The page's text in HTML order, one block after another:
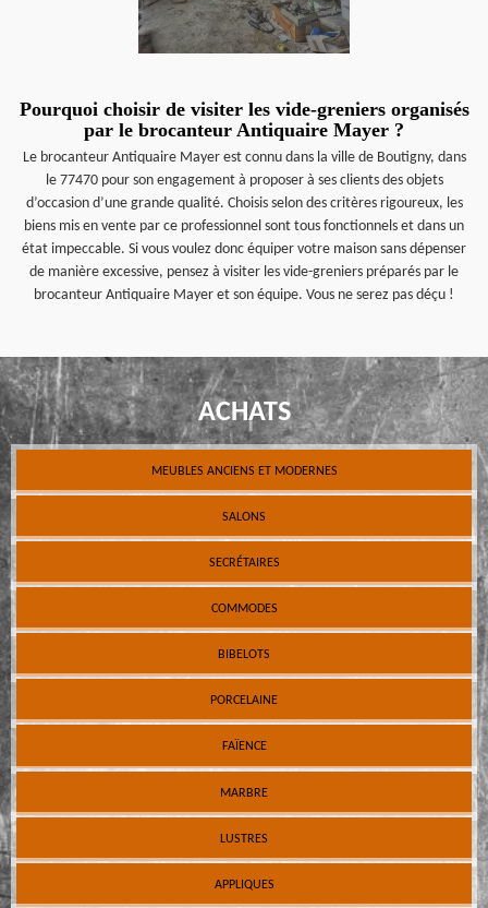
Pourquoi choisir de visiter les vide-greniers organisés
par le brocanteur Antiquaire Mayer ?
Le brocanteur Antiquaire Mayer est connu dans la ville de Boutigny, dans
le 77470 pour son engagement à proposer à ses clients des objets
d’occasion d’une grande qualité. Choisis selon des critères rigoureux, les
biens mis en vente par ce professionnel sont tous fonctionnels et dans un
état impeccable. Si vous voulez donc équiper votre maison sans dépenser
de manière excessive, pensez à visiter les vide-greniers préparés par le
brocanteur Antiquaire Mayer et son équipe. Vous ne serez pas déçu !
ACHATS
MEUBLES ANCIENS ET MODERNES
SALONS
SECRÉTAIRES
COMMODES
BIBELOTS
PORCELAINE
FAÏENCE
MARBRE
LUSTRES
APPLIQUES